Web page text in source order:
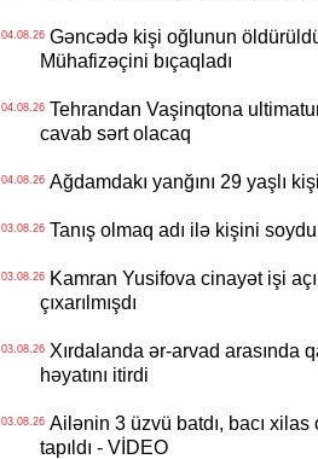
04.08.26Gəncədə kişi oğlunun
Mühafizəçini bıçaqladı
04.08.26Tehrandan Vaşinqtona
cavab sərt olacaq
04.08.26Ağdamdakı yanğını 29 yaşlı
03.08.26Tanış olmaq adı ilə kişini
03.08.26Kamran Yusifova cinayət işi
çıxarılmışdı
03.08.26Xırdalanda ər-arvad arasında
həyatını itirdi
03.08.26Ailənin 3 üzvü batdı, bacı xilas
tapıldı - VİDEO